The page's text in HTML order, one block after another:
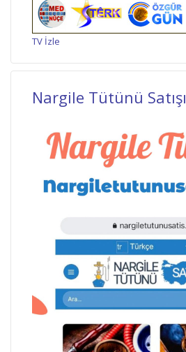
TV İzle
Nargile Tütünü Satışı